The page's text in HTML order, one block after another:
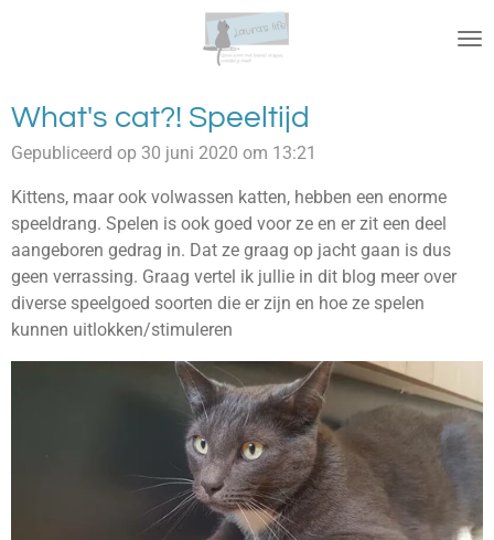
de
hoofdinhoud
What's cat?! Speeltijd
Gepubliceerd op 30 juni 2020 om 13:21
Kittens, maar ook volwassen katten, hebben een enorme
speeldrang. Spelen is ook goed voor ze en er zit een deel
aangeboren gedrag in. Dat ze graag op jacht gaan is dus
geen verrassing. Graag vertel ik jullie in dit blog meer over
diverse speelgoed soorten die er zijn en hoe ze spelen
kunnen uitlokken/stimuleren